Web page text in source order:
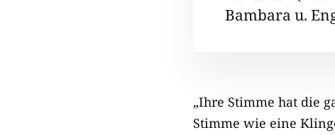
Bambara u.
„Ihre Stimme hat die
Stimme wie eine